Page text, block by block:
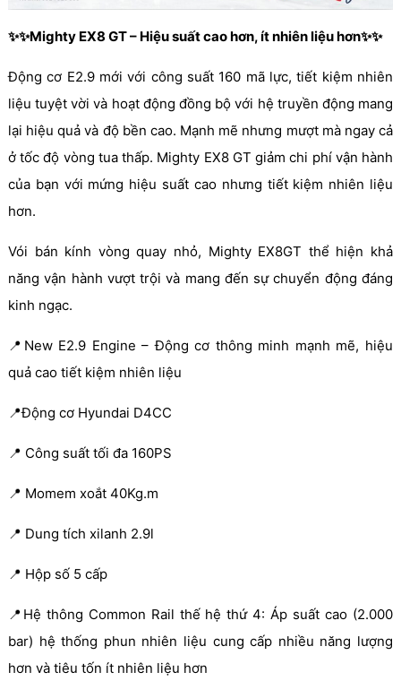
✨✨Mighty EX8 GT – Hiệu suất cao hơn, ít nhiên liệu hơn✨✨
Động cơ E2.9 mới với công suất 160 mã lực, tiết kiệm nhiên
liệu tuyệt vời và hoạt động đồng bộ với hệ truyền động mang
lại hiệu quả và độ bền cao. Mạnh mẽ nhưng mượt mà ngay cả
ở tốc độ vòng tua thấp. Mighty EX8 GT giảm chi phí vận hành
của bạn với mứng hiệu suất cao nhưng tiết kiệm nhiên liệu
hơn.
Vói bán kính vòng quay nhỏ, Mighty EX8GT thể hiện khả
năng vận hành vượt trội và mang đến sự chuyển động đáng
kinh ngạc.
📍New E2.9 Engine – Động cơ thông minh mạnh mẽ, hiệu
quả cao tiết kiệm nhiên liệu
📍Động cơ Hyundai D4CC
📍 Công suất tối đa 160PS
📍 Momem xoắt 40Kg.m
📍 Dung tích xilanh 2.9l
📍 Hộp số 5 cấp
📍Hệ thông Common Rail thế hệ thứ 4: Áp suất cao (2.000
bar) hệ thống phun nhiên liệu cung cấp nhiều năng lượng
hơn và tiêu tốn ít nhiên liệu hơn